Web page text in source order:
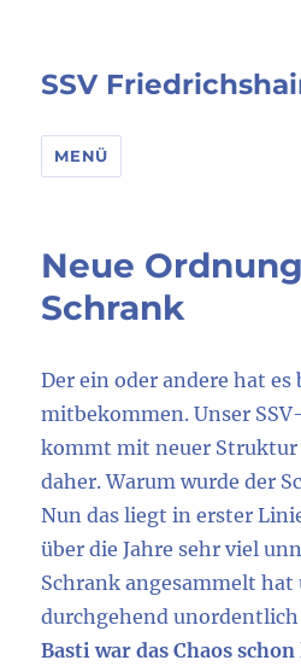
SSV
MENÜ
Neue
Schrank
Der ein oder andere hat es
mitbekommen. Unser
kommt mit neuer Struktur
daher. Warum wurde der
Nun das liegt in erster
über die Jahre sehr viel
Schrank angesammelt hat
durchgehend unordentlich
Basti war das Chaos